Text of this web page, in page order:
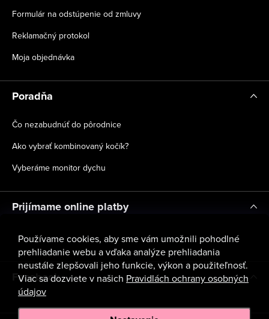
Používame cookies, aby sme vám umožnili pohodlné
prehliadanie webu a vďaka analýze prehliadania
neustále zlepšovali jeho funkcie, výkon a použiteľnosť.
Viac sa dozviete v našich Pravidlách ochrany osobných
údajov
Formulár na odstúpenie od zmluvy
Reklamačný protokol
Moja objednávka
Poradňa
Čo nezabudnúť do pôrodnice
Ako vybrať kombinovaný kočík?
Vyberáme monitor dychu
Prijímame online platby
Facebook